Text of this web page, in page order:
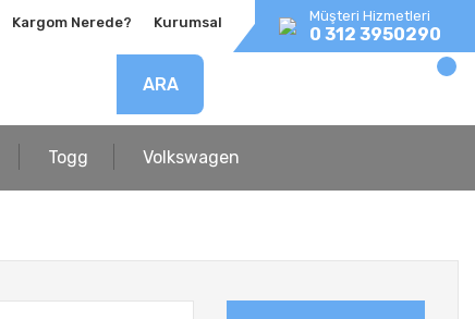
Kargom Nerede? Kurumsal Müşteri Hizmetleri
0 312 3950290
ARA
Togg Volkswagen